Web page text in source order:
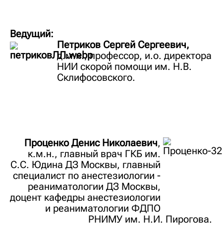
Ведущий:
Петриков Сергей Сергеевич,
д.м.н., профессор, и.о. директора
НИИ скорой помощи им. Н.В.
Склифосовского.
Проценко Денис Николаевич,
к.м.н., главный врач ГКБ им.
С.С. Юдина ДЗ Москвы, главный
специалист по анестезиологии -
реаниматологии ДЗ Москвы,
доцент кафедры анестезиологии
и реаниматологии ФДПО
РНИМУ им. Н.И. Пирогова.